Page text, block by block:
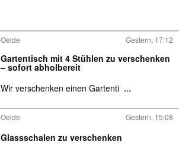
Oelde Gestern, 17:12
Gartentisch mit 4 Stühlen zu verschenken
– sofort abholbereit
Wir verschenken einen Gartenti ...
Oelde Gestern, 15:08
Glassschalen zu verschenken